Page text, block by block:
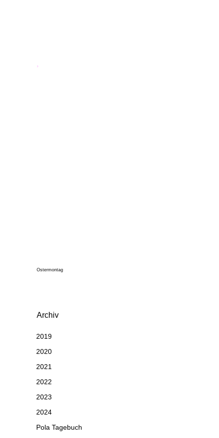
Ostermontag
Archiv
2019
2020
2021
2022
2023
2024
Pola Tagebuch